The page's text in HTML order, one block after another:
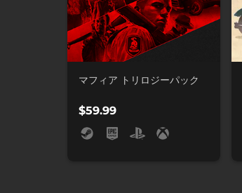
マフィア トリロジーパック
$59.99